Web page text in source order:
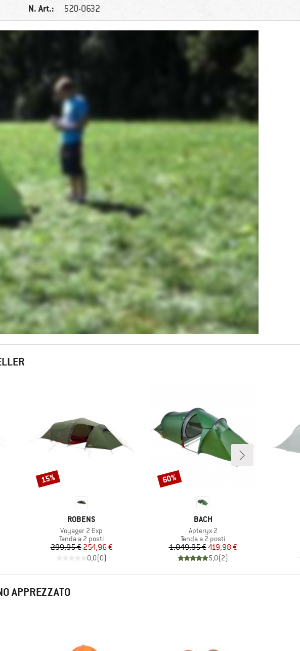
N. Art.: 520-0632
MARCHIO
ROBENS
Articolo
Voyager 2 Exp
Gruppo di prodotti
Tenda a 2 posti
Prezzo
299,95 €Prezzo ridotto
254,96 €
0,0(0)
Sconto
15%
MARCHIO
BACH
Articolo
Apteryx 2
Gruppo di prodotti
Tenda a 2 posti
Prezzo
1.049,95 €Prezzo ridotto
419,98 €
5,0(2)
Sconto
60%
APPREZZATO